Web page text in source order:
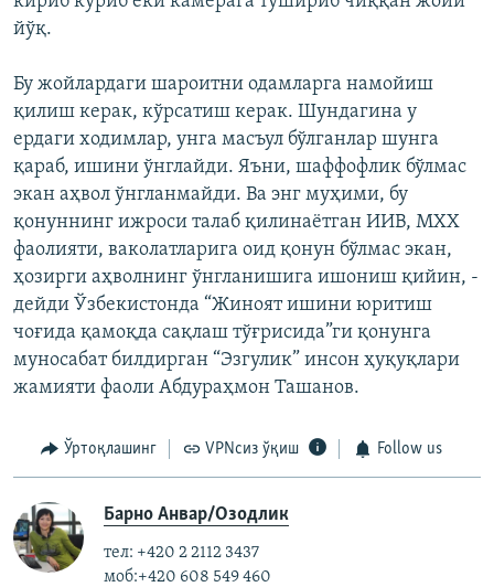
йўқ.
Бу жойлардаги шароитни одамларга намойиш
қилиш керак, кўрсатиш керак. Шундагина у
ердаги ходимлар, унга масъул бўлганлар шунга
қараб, ишини ўнглайди. Яъни, шаффофлик бўлмас
экан аҳвол ўнгланмайди. Ва энг муҳими, бу
қонуннинг ижроси талаб қилинаётган ИИВ, МХХ
фаолияти, ваколатларига оид қонун бўлмас экан,
ҳозирги аҳволнинг ўнгланишига ишониш қийин, -
дейди Ўзбекистонда “Жиноят ишини юритиш
чоғида қамоқда сақлаш тўғрисида”ги қонунга
муносабат билдирган “Эзгулик” инсон ҳуқуқлари
жамияти фаоли Абдураҳмон Ташанов.
Ўртоқлашинг VPNсиз ўқиш Follow us
Барно Анвар/Озодлик
тел: +420 2 2112 3437
моб:+420 608 549 460